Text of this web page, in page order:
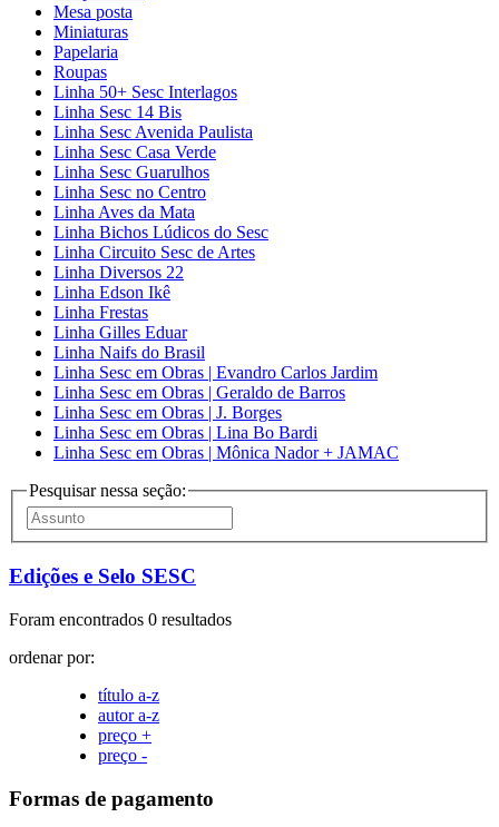
Mesa posta
Miniaturas
Papelaria
Roupas
Linha 50+ Sesc Interlagos
Linha Sesc 14 Bis
Linha Sesc Avenida Paulista
Linha Sesc Casa Verde
Linha Sesc Guarulhos
Linha Sesc no Centro
Linha Aves da Mata
Linha Bichos Lúdicos do Sesc
Linha Circuito Sesc de Artes
Linha Diversos 22
Linha Edson Ikê
Linha Frestas
Linha Gilles Eduar
Linha Naifs do Brasil
Linha Sesc em Obras | Evandro Carlos Jardim
Linha Sesc em Obras | Geraldo de Barros
Linha Sesc em Obras | J. Borges
Linha Sesc em Obras | Lina Bo Bardi
Linha Sesc em Obras | Mônica Nador + JAMAC
Pesquisar nessa seção:
Edições e Selo SESC
Foram encontrados 0 resultados
ordenar por:
título a-z
autor a-z
preço +
preço -
Formas de pagamento